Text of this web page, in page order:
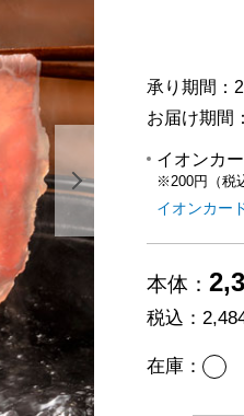
次の画像を表示する
承り期間：
お届け期間
イオンカ
※200円（税
イオンカー
本体：
税込：
在庫： あり